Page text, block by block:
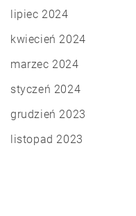
lipiec 2024
kwiecień 2024
marzec 2024
styczeń 2024
grudzień 2023
listopad 2023